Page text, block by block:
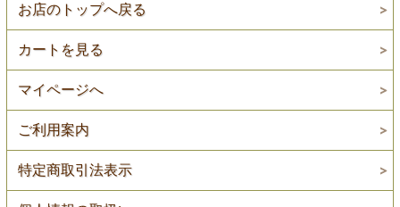
お店のトップへ戻る
カートを見る
マイページへ
ご利用案内
特定商取引法表示